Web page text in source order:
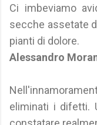
Ci imbeviamo
secche assetate
pianti di dolore.
Alessandro
eliminati i difetti.